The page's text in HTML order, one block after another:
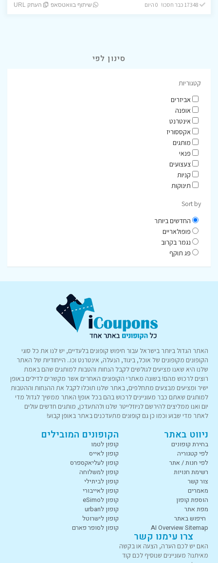
17348 כבר חסכו! 0 היום שיתוף בוואטסאפ העתק URL
סינון לפי
קטגוריות
אביזרים
אופנה
אינטרנט
אקססוריז
מותגים
פנאי
צעצועים
קניות
תינוקות
Sort by
החדשים ביותר
פופולאריים
נגמר בקרוב
פג תוקף
האתר הגדול ביותר בישראל עבור חיפוש קופונים בלעדיים, יש לנו את כל סוגי
הקופונים מקופונים של אוכל, ביגוד, הנעלה, אינטרנט וכו.. הייחודיות של האתר
שלנו היא שאנו מציעים לגולשים לקבל הנחות והטבות למותגים שהם באמת
רוצים לרכוש מהם! בשונה מאתרי הקופונים האחרים אשר מקשרים לדילים באופן
ישיר ומציעים מבצעים מתחלפים, באתר שלנו תוכלו לקבל את ההנחות וההטבות
למותגים שאתם כבר מעוניינים לרכוש בהם בכל אופן! האתר ממשיך לגדול מדי
יום ואנו ממליצים להירשם לניוזלייטר שלנו ולהתעדכן, מותגים חדשים עולים
לאתר מדי שבוע וכמו כן גם קופונים מתעדכנים באתר באופן קבוע!
ניווט באתר
בחירת קופונים
לפי קטגוריה
לפי חנות / אתר
רשימת חנויות
צור קשר
מאמרים
הוספת קופון
מפת אתר
חיפוש באתר
AI Overview Sitemap
הקופונים המובילים
קופון לטמו
קופון לאייס
קופון לעליאקספרס
קופון למשלוחה
קופון לביתילי
קופון לאייבורי
קופון לeSimo
קופון לurban
קופון לישרוטל
קופון לסופר פארם
צרו עימנו קשר
האם יש לכם הערה, הצעה או בקשה
מאיתנו? מעוניינים שנוסיף לכם קוד